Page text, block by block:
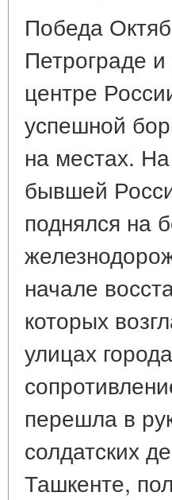
Победа
Петрограде
центре
успешной
на местах.
бывшей
поднялся на
начале
которых
улицах
перешла в
солдатских
Ташкенте,